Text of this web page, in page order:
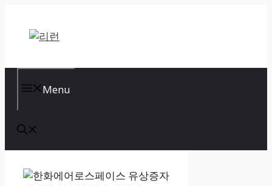
content
Menu